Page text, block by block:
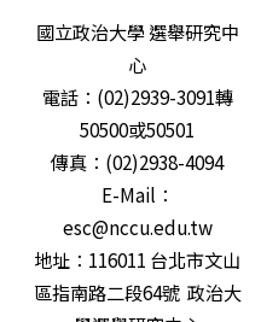
國立政治大學 選舉研究中
心
電話：(02)2939-3091轉
50500或50501
傳真：(02)2938-4094
E-Mail：
esc@nccu.edu.tw
地址：116011 台北市文山
區指南路二段64號 政治大